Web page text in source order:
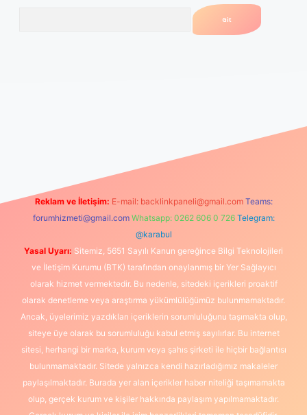
Reklam ve İletişim: E-mail: backlinkpaneli@gmail.com Teams:
forumhizmeti@gmail.com Whatsapp: 0262 606 0 726 Telegram:
@karabul
Yasal Uyarı: Sitemiz, 5651 Sayılı Kanun gereğince Bilgi Teknolojileri
ve İletişim Kurumu (BTK) tarafından onaylanmış bir Yer Sağlayıcı
olarak hizmet vermektedir. Bu nedenle, sitedeki içerikleri proaktif
olarak denetleme veya araştırma yükümlülüğümüz bulunmamaktadır.
Ancak, üyelerimiz yazdıkları içeriklerin sorumluluğunu taşımakta olup,
siteye üye olarak bu sorumluluğu kabul etmiş sayılırlar. Bu internet
sitesi, herhangi bir marka, kurum veya şahıs şirketi ile hiçbir bağlantısı
bulunmamaktadır. Sitede yalnızca kendi hazırladığımız makaleler
paylaşılmaktadır. Burada yer alan içerikler haber niteliği taşımamakta
olup, gerçek kurum ve kişiler hakkında paylaşım yapılmamaktadır.